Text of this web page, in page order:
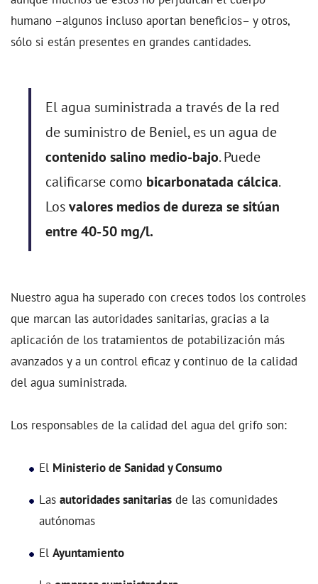
humano –algunos incluso aportan beneficios– y otros,
sólo si están presentes en grandes cantidades.
El agua suministrada a través de la red
de suministro de Beniel, es un agua de
contenido salino medio-bajo. Puede
calificarse como bicarbonatada cálcica.
Losvalores medios de dureza se sitúan
entre 40-50 mg/l.
Nuestro agua ha superado con creces todos los controles
que marcan las autoridades sanitarias, gracias a la
aplicación de los tratamientos de potabilización más
avanzados y a un control eficaz y continuo de la calidad
del agua suministrada.
Los responsables de la calidad del agua del grifo son:
El Ministerio de Sanidad y Consumo
Las autoridades sanitarias de las comunidades
autónomas
El Ayuntamiento